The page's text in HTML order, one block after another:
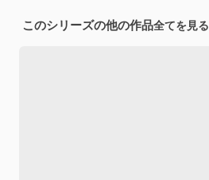
このシリーズの他の作品全てを見る